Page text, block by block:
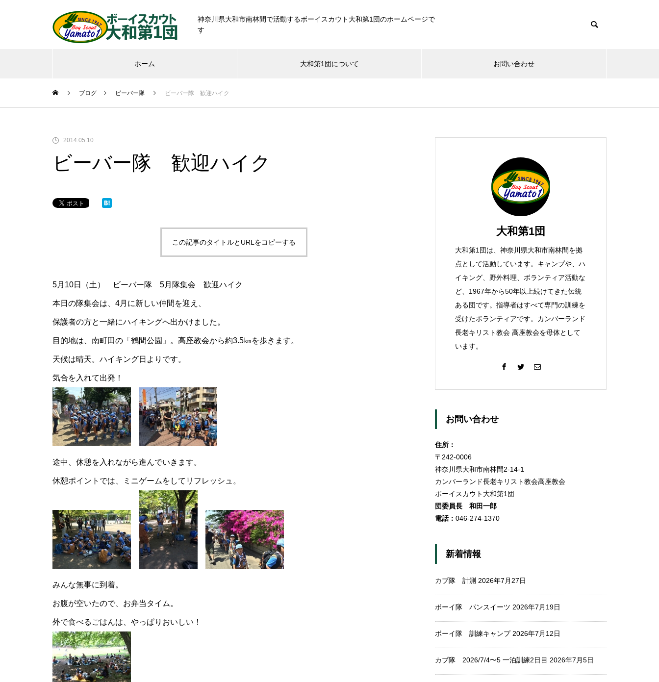
神奈川県大和市南林間で活動するボーイスカウト大和第1団のホームページで
す
ホーム 大和第1団について お問い合わせ
ブログ ビーバー隊 ビーバー隊 歓迎ハイク
2014.05.10
ビーバー隊 歓迎ハイク
この記事のタイトルとURLをコピーする
5月10日（土） ビーバー隊 5月隊集会 歓迎ハイク
本日の隊集会は、4月に新しい仲間を迎え、
保護者の方と一緒にハイキングへ出かけました。
目的地は、南町田の「鶴間公園」。高座教会から約3.5㎞を歩きます。
天候は晴天。ハイキング日よりです。
気合を入れて出発！
途中、休憩を入れながら進んでいきます。
休憩ポイントでは、ミニゲームをしてリフレッシュ。
みんな無事に到着。
お腹が空いたので、お弁当タイム。
外で食べるごはんは、やっぱりおいしい！
大和第1団
大和第1団は、神奈川県大和市南林間を拠
点として活動しています。キャンプや、ハ
イキング、野外料理、ボランティア活動な
ど、1967年から50年以上続けてきた伝統
ある団です。指導者はすべて専門の訓練を
受けたボランティアです。カンバーランド
長老キリスト教会 高座教会を母体として
います。
お問い合わせ
住所：
〒242-0006
神奈川県大和市南林間2-14-1
カンバーランド長老キリスト教会高座教会
ボーイスカウト大和第1団
団委員長 和田一郎
電話： 046-274-1370
新着情報
カブ隊 計測 2026年7月27日
ボーイ隊 パンスイーツ 2026年7月19日
ボーイ隊 訓練キャンプ 2026年7月12日
カブ隊 2026/7/4〜5 一泊訓練2日目 2026年7月5日